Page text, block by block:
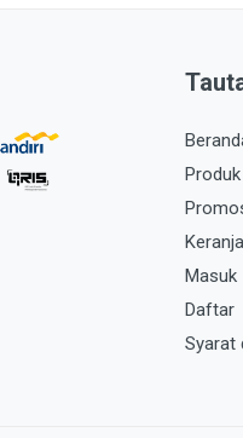
Produk
Masuk
Daftar
Syarat